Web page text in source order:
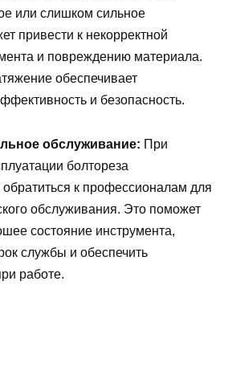
или слишком сильное
привести к некорректной
и повреждению материала.
обеспечивает
и безопасность.
обслуживание: При
болтореза
обратиться к профессионалам для
обслуживания. Это поможет
состояние инструмента,
службы и обеспечить
работе.